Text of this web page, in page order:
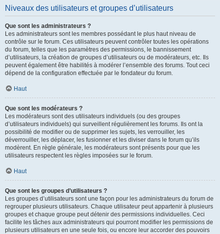
Niveaux des utilisateurs et groupes d’utilisateurs
Que sont les administrateurs ?
Les administrateurs sont les membres possédant le plus haut niveau de
contrôle sur le forum. Ces utilisateurs peuvent contrôler toutes les opérations
du forum, telles que les paramètres des permissions, le bannissement
d’utilisateurs, la création de groupes d’utilisateurs ou de modérateurs, etc. Ils
peuvent également être habilités à modérer l’ensemble des forums. Tout ceci
dépend de la configuration effectuée par le fondateur du forum.
Haut
Que sont les modérateurs ?
Les modérateurs sont des utilisateurs individuels (ou des groupes
d’utilisateurs individuels) qui surveillent régulièrement les forums. Ils ont la
possibilité de modifier ou de supprimer les sujets, les verrouiller, les
déverrouiller, les déplacer, les fusionner et les diviser dans le forum qu’ils
modèrent. En règle générale, les modérateurs sont présents pour que les
utilisateurs respectent les règles imposées sur le forum.
Haut
Que sont les groupes d’utilisateurs ?
Les groupes d’utilisateurs sont une façon pour les administrateurs du forum de
regrouper plusieurs utilisateurs. Chaque utilisateur peut appartenir à plusieurs
groupes et chaque groupe peut détenir des permissions individuelles. Ceci
facilite les tâches aux administrateurs qui pourront modifier les permissions de
plusieurs utilisateurs en une seule fois, ou encore leur accorder des pouvoirs